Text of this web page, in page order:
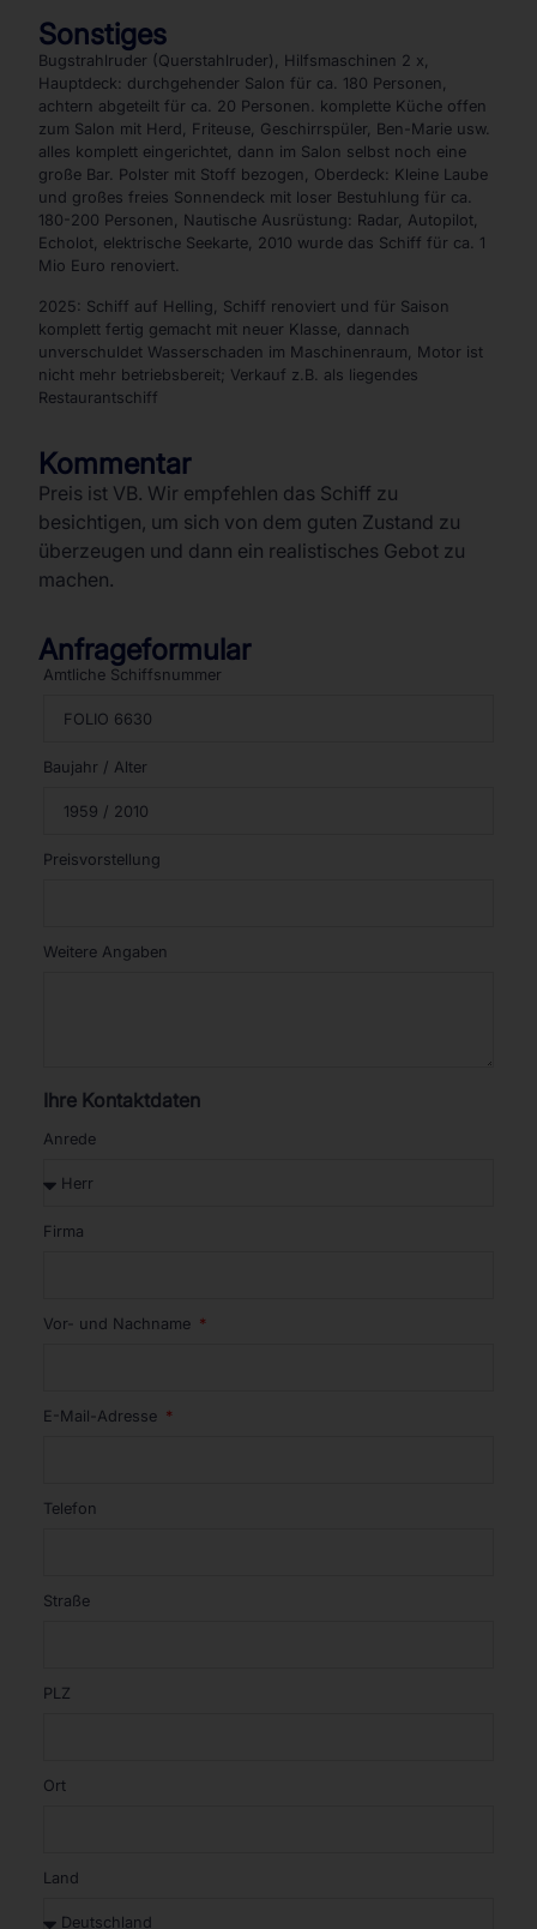
Sonstiges
Bugstrahlruder (Querstahlruder), Hilfsmaschinen 2 x,
Hauptdeck: durchgehender Salon für ca. 180 Personen,
achtern abgeteilt für ca. 20 Personen. komplette Küche offen
zum Salon mit Herd, Friteuse, Geschirrspüler, Ben-Marie usw.
alles komplett eingerichtet, dann im Salon selbst noch eine
große Bar. Polster mit Stoff bezogen, Oberdeck: Kleine Laube
und großes freies Sonnendeck mit loser Bestuhlung für ca.
180-200 Personen, Nautische Ausrüstung: Radar, Autopilot,
Echolot, elektrische Seekarte, 2010 wurde das Schiff für ca. 1
Mio Euro renoviert.
2025: Schiff auf Helling, Schiff renoviert und für Saison
komplett fertig gemacht mit neuer Klasse, dannach
unverschuldet Wasserschaden im Maschinenraum, Motor ist
nicht mehr betriebsbereit; Verkauf z.B. als liegendes
Restaurantschiff
Kommentar
Preis ist VB. Wir empfehlen das Schiff zu
besichtigen, um sich von dem guten Zustand zu
überzeugen und dann ein realistisches Gebot zu
machen.
Anfrageformular
Amtliche Schiffsnummer
Baujahr / Alter
Preisvorstellung
Weitere Angaben
Ihre Kontaktdaten
Anrede
Firma
Vor- und Nachname
E-Mail-Adresse
Telefon
Straße
PLZ
Ort
Land